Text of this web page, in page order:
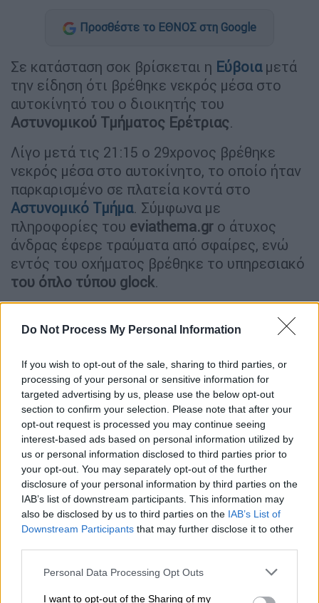
Do Not Process My Personal Information
If you wish to opt-out of the sale, sharing to third parties, or
processing of your personal or sensitive information for
targeted advertising by us, please use the below opt-out
section to confirm your selection. Please note that after your
opt-out request is processed you may continue seeing
interest-based ads based on personal information utilized by
us or personal information disclosed to third parties prior to
your opt-out. You may separately opt-out of the further
disclosure of your personal information by third parties on the
IAB’s list of downstream participants. This information may
also be disclosed by us to third parties on the IAB’s List of
Downstream Participants that may further disclose it to other
Please note that this website/app uses one or more Google
not limited to your visit or usage behaviour. You may click to
Personal Data Processing Opt Outs
I want to opt-out of the Sharing of my
Προσθέστε το ΕΘΝΟΣ στη Google
Σε κατάσταση σοκ βρίσκεται η Εύβοια μετά
την είδηση ότι βρέθηκε νεκρός μέσα στο
αυτοκίνητό του ο διοικητής του
Αστυνομικού Τμήματος Ερέτριας.
Λίγο μετά τις 21:15 ο 29χρονος βρέθηκε
νεκρός μέσα στο αυτοκίνητο, το οποίο ήταν
παρκαρισμένο σε πλατεία κοντά στο
Αστυνομικό Τμήμα. Σύμφωνα με
πληροφορίες του eviathema.gr ο άτυχος
άνδρας έφερε τραύματα από σφαίρες, ενώ
εντός του οχήματος βρέθηκε το υπηρεσιακό
του όπλο τύπου glock.